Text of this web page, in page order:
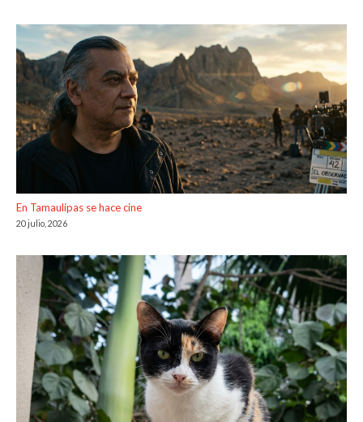
En Tamaulipas se hace cine
20 julio, 2026